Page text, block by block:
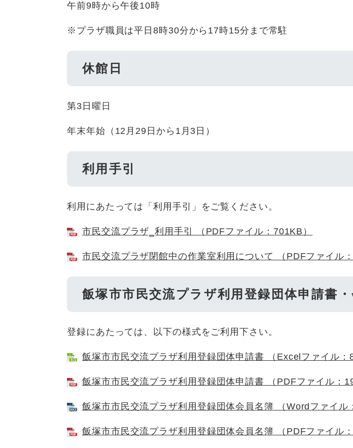
午前9時から午後10時
※プラザ職員は平日8時30分から17時15分まで常駐
休館日
第3日曜日
年末年始（12月29日から1月3日）
利用手引
利用にあたっては「利用手引」をご覧ください。
市民交流プラザ‗利用手引 （PDFファイル：701KB）
市民交流プラザ閉館中の作業室利用について （PDFファイル：
飯塚市市民交流プラザ利用登録団体申請書
登録にあたっては、以下の様式をご利用下さい。
飯塚市市民交流プラザ利用登録団体申請書 （Excelファイル：
飯塚市市民交流プラザ利用登録団体申請書 （PDFファイル：
飯塚市市民交流プラザ利用登録団体会員名簿 （Wordファイル
飯塚市市民交流プラザ利用登録団体会員名簿 （PDFファイル：